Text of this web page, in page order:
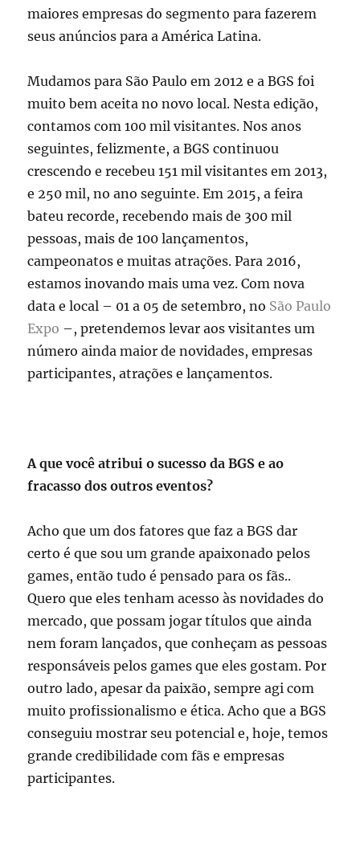
maiores empresas do segmento para fazerem
seus anúncios para a América Latina.
Mudamos para São Paulo em 2012 e a BGS foi
muito bem aceita no novo local. Nesta edição,
contamos com 100 mil visitantes. Nos anos
seguintes, felizmente, a BGS continuou
crescendo e recebeu 151 mil visitantes em 2013,
e 250 mil, no ano seguinte. Em 2015, a feira
bateu recorde, recebendo mais de 300 mil
pessoas, mais de 100 lançamentos,
campeonatos e muitas atrações. Para 2016,
estamos inovando mais uma vez. Com nova
data e local – 01 a 05 de setembro, no São Paulo
Expo –, pretendemos levar aos visitantes um
número ainda maior de novidades, empresas
participantes, atrações e lançamentos.
A que você atribui o sucesso da BGS e ao
fracasso dos outros eventos?
Acho que um dos fatores que faz a BGS dar
certo é que sou um grande apaixonado pelos
games, então tudo é pensado para os fãs..
Quero que eles tenham acesso às novidades do
mercado, que possam jogar títulos que ainda
nem foram lançados, que conheçam as pessoas
responsáveis pelos games que eles gostam. Por
outro lado, apesar da paixão, sempre agi com
muito profissionalismo e ética. Acho que a BGS
conseguiu mostrar seu potencial e, hoje, temos
grande credibilidade com fãs e empresas
participantes.